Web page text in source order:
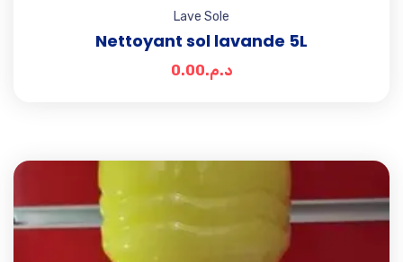
Lave Sole
Nettoyant sol lavande 5L
د.م.0.00
Add